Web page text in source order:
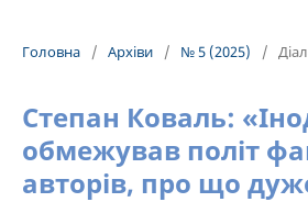
Головна / Архіви / № 5 (2025) /
Степан Коваль:
обмежував політ
авторів, про що